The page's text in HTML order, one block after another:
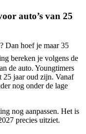
auto’s van 25
Dan hoef je maar 35
bereken je volgens de
de auto. Youngtimers
25 jaar oud zijn. Vanaf
nog onder de lage
nog aanpassen. Het is
precies uitziet.